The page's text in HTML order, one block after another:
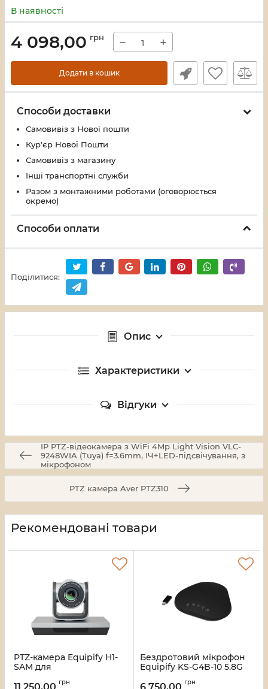
В наявності
4 098,00 грн − +
Додати в кошик
Способи доставки
Самовивіз з Нової пошти
Кур'єр Нової Пошти
Самовивіз з магазину
Інші транспортні служби
Разом з монтажними роботами (оговорюється
окремо)
Способи оплати
Поділитися:
Опис
Характеристики
Відгуки
IP PTZ-відеокамера з WiFi 4Mp Light Vision VLC-
9248WIA (Tuya) f=3.6mm, ІЧ+LED-підсвічування, з
мікрофоном
PTZ камера Aver PTZ310
Рекомендовані товари
PTZ-камера Equipify H1-
SAM для
USB2.0/3x/ 2.1 МП/
грн
Бездротовий мікрофон
Equipify KS-G4B-10 5.8G
(шумозаглушення,
грн